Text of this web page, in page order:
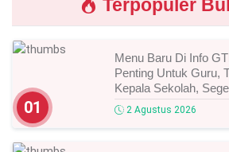
Terpopuler
01
Menu Baru Di Info
Penting Untuk Guru,
Kepala Sekolah,
Waktunya!
2 Agustus 2026